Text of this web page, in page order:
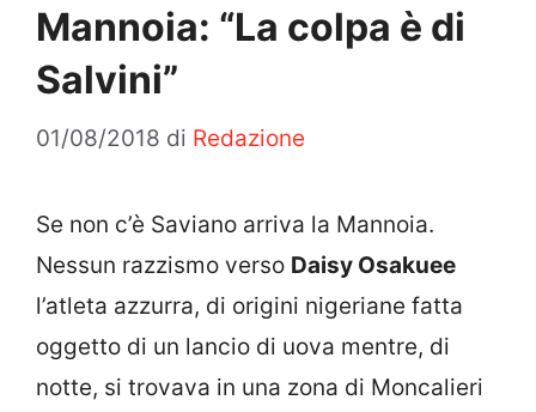
Mannoia: “La colpa è di
Salvini”
01/08/2018 di Redazione
Se non c’è Saviano arriva la Mannoia.
Nessun razzismo verso Daisy Osakuee
l’atleta azzurra, di origini nigeriane fatta
oggetto di un lancio di uova mentre, di
notte, si trovava in una zona di Moncalieri